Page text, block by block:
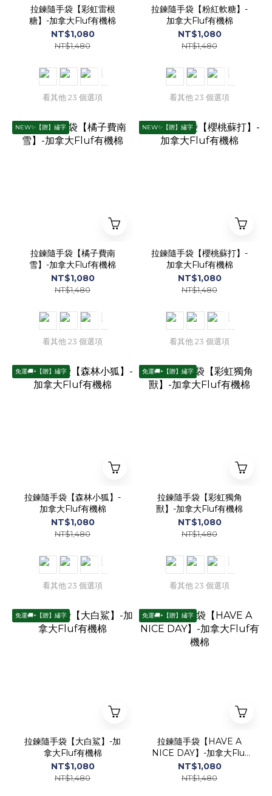
拉鍊隨手袋【彩虹雷根
糖】-加拿大Fluf有機棉
NT$1,080
NT$1,480
看其他 23 個選項
拉鍊隨手袋【粉紅軟糖】-
加拿大Fluf有機棉
NT$1,080
NT$1,480
看其他 23 個選項
NEW✨【贈】繡字
拉鍊隨手袋【橘子費南
雪】-加拿大Fluf有機棉
NT$1,080
NT$1,480
看其他 23 個選項
NEW✨【贈】繡字
拉鍊隨手袋【櫻桃蘇打】-
加拿大Fluf有機棉
NT$1,080
NT$1,480
看其他 23 個選項
免運🚚+【贈】繡字
拉鍊隨手袋【森林小狐】-
加拿大Fluf有機棉
NT$1,080
NT$1,480
看其他 23 個選項
免運🚚+【贈】繡字
拉鍊隨手袋【彩虹獨角
獸】-加拿大Fluf有機棉
NT$1,080
NT$1,480
看其他 23 個選項
免運🚚+【贈】繡字
拉鍊隨手袋【大白鯊】-加
拿大Fluf有機棉
NT$1,080
NT$1,480
免運🚚+【贈】繡字
拉鍊隨手袋【HAVE A
NICE DAY】-加拿大Fluf
有機棉
NT$1,080
NT$1,480